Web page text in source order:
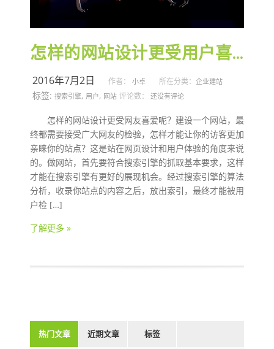
怎样的网站设计更受用户喜爱？
2016年7月2日 作者： 小卓 所在分类： 企业建站
标签: 搜索引擎, 用户, 网站 评论数： 还没有评论
怎样的网站设计更受网友喜爱呢？建设一个网站，最
终都需要接受广大网友的检验，怎样才能让你的访客更加
亲睐你的站点？这是站在网页设计和用户体验的角度来说
的。做网站，首先要符合搜索引擎的抓取基本要求，这样
才能在搜索引擎有更好的展现机会。经过搜索引擎的算法
分析，收录你站点的内容之后，放出索引，最终才能被用
户检 […]
了解更多 »
热门文章 近期文章 标签